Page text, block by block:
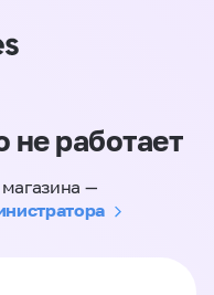
не работает
—